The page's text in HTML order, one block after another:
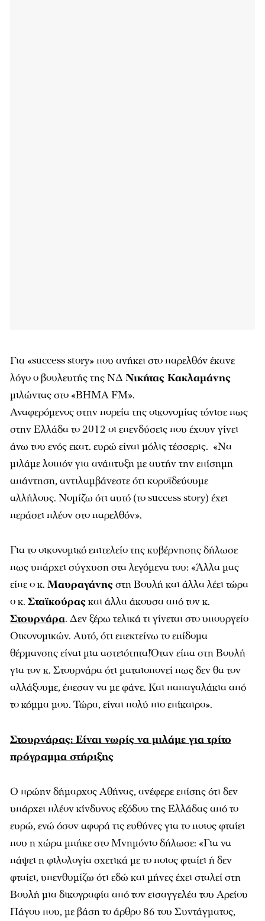
Για «success story» που ανήκει στο παρελθόν έκανε
λόγο ο βουλευτής της ΝΔ Νικήτας Κακλαμάνης
μιλώντας στο «BHMA FM».
Αναφερόμενος στην πορεία της οικονομίας τόνισε πως
στην Ελλάδα το 2012 οι επενδύσεις που έχουν γίνει
άνω του ενός εκατ. ευρώ είναι μόλις τέσσερις. «Να
μιλάμε λοιπόν για ανάπτυξη με αυτήν την επίσημη
απάντηση, αντιλαμβάνεστε ότι κοροϊδεύουμε
αλλήλους. Νομίζω ότι αυτό (το success story) έχει
περάσει πλέον στο παρελθόν».
Για το οικονομικό επιτελείο της κυβέρνησης δήλωσε
πως υπάρχει σύγχυση στα λεγόμενα του: «Άλλα μας
είπε ο κ. Μαυραγάνηςστη Βουλή και άλλα λέει τώρα
ο κ. Σταϊκούραςκαι άλλα άκουσα από τον κ.
Στουρνάρα. Δεν ξέρω τελικά τι γίνεται στο υπουργείο
Οικονομικών. Αυτό, ότι επεκτείνω το επίδομα
θέρμανσης είναι μια αστειότητα!Όταν είπα στη Βουλή
για τον κ. Στουρνάρα ότι ματαιοπονεί πως δεν θα τον
αλλάξουμε, έπεσαν να με φάνε. Και παπαγαλάκια από
το κόμμα μου. Τώρα, είναι πολύ πιο επίκαιρο».
Στουρνάρας: Είναι νωρίς να μιλάμε για τρίτο
πρόγραμμα στήριξης
Ο πρώην δήμαρχος Αθήνας, ανέφερε επίσης ότι δεν
υπάρχει πλέον κίνδυνος εξόδου της Ελλάδας από το
ευρώ, ενώ όσον αφορά τις ευθύνες για το ποιος φταίει
που η χώρα μπήκε στο Μνημόνιο δήλωσε: «Για να
πάψει η φιλολογία σχετικά με το ποιος φταίει ή δεν
φταίει, υπενθυμίζω ότι εδώ και μήνες έχει σταλεί στη
Βουλή μια δικογραφία από τον εισαγγελέα του Αρείου
Πάγου που, με βάση το άρθρο 86 του Συντάγματος,